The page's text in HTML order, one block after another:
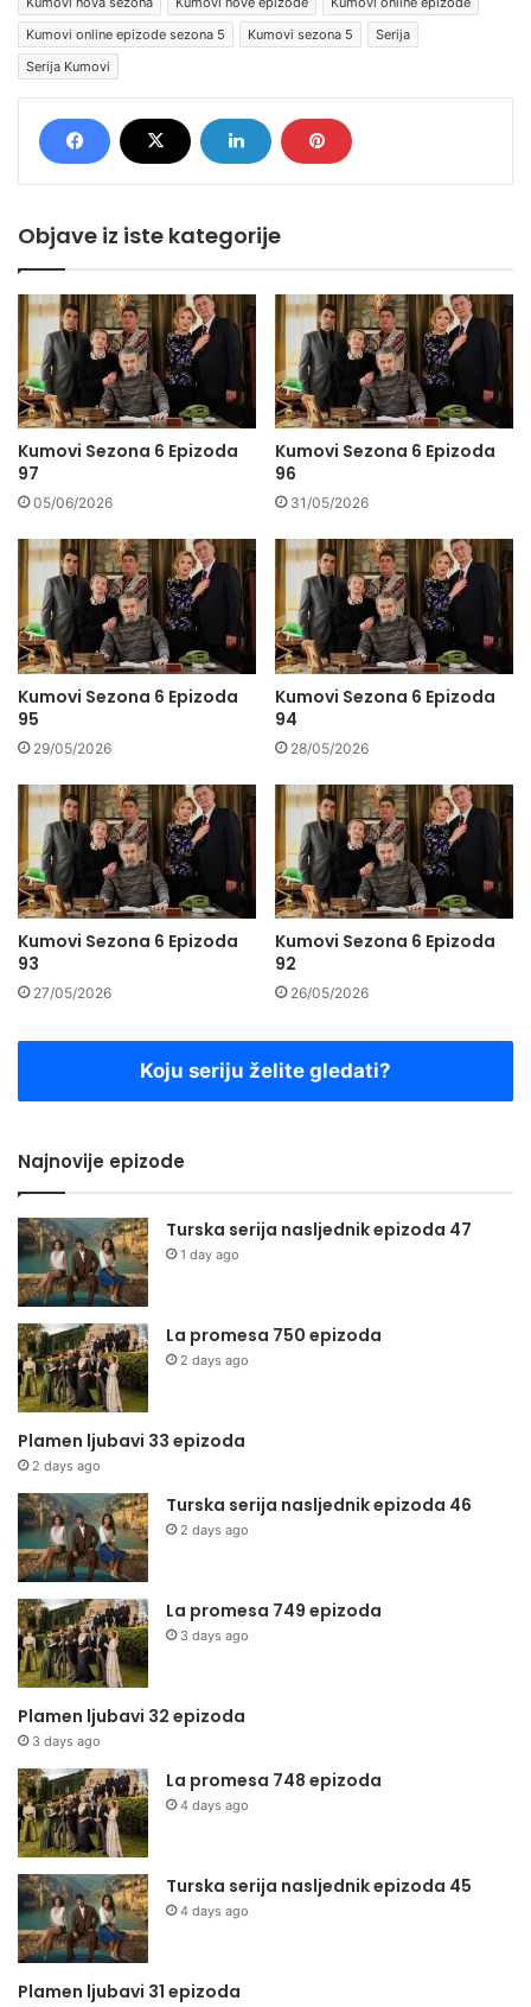
Kumovi online epizode sezona 5
Kumovi sezona 5
Serija
Serija Kumovi
Objave iz iste kategorije
Kumovi Sezona 6 Epizoda
97
05/06/2026
Kumovi Sezona 6 Epizoda
96
31/05/2026
Kumovi Sezona 6 Epizoda
95
29/05/2026
Kumovi Sezona 6 Epizoda
94
28/05/2026
Kumovi Sezona 6 Epizoda
93
27/05/2026
Kumovi Sezona 6 Epizoda
92
26/05/2026
Koju seriju želite gledati?
Najnovije epizode
Turska serija nasljednik epizoda 47
1 day ago
La promesa 750 epizoda
2 days ago
Plamen ljubavi 33 epizoda
2 days ago
Turska serija nasljednik epizoda 46
2 days ago
La promesa 749 epizoda
3 days ago
Plamen ljubavi 32 epizoda
3 days ago
La promesa 748 epizoda
4 days ago
Turska serija nasljednik epizoda 45
4 days ago
Plamen ljubavi 31 epizoda